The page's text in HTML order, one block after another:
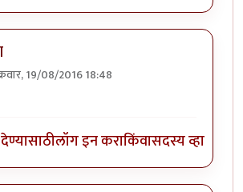
19/08/2016 18:48
लॉग इन कराकिंवासदस्य व्हा